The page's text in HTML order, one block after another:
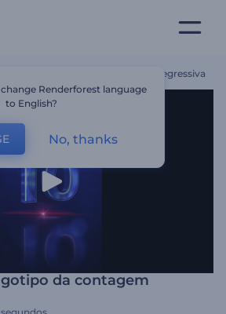
Do Logotipo Da Contagem Regressiva
da contagem
Renderforest language
to English?
No, thanks